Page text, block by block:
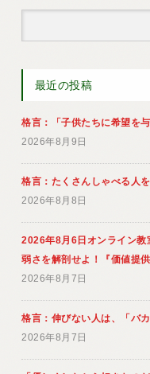
最近の投稿
格言：「子供たちに希望を
2026年8月9日
格言：たくさんしゃべる人
2026年8月8日
2026年8月6日オンライン教
弱さを解剖せよ！『価値提
2026年8月7日
格言：伸びない人は、「バ
2026年8月7日